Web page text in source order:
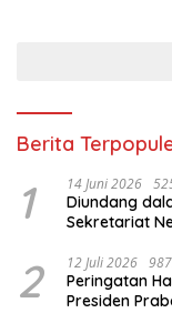
Berita
1 14 Juni 2026
Diundang
Sekretariat
2 12 Juli 2026
Peringatan
Presiden